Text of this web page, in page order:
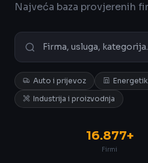
Najveća baza provjerenih
Auto i prijevoz
Industrija i proizvodnja
16.877+
Firmi